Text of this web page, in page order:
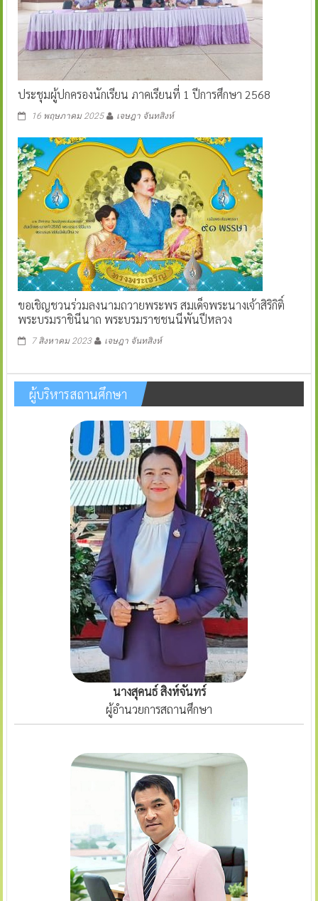
ประชุมผู้ปกครองนักเรียน ภาคเรียนที่ 1 ปีการศึกษา 2568
16 พฤษภาคม 2025 เจษฎา จันทสิงห์
ขอเชิญชวนร่วมลงนามถวายพระพร สมเด็จพระนางเจ้าสิริกิติ์
พระบรมราชินีนาถ พระบรมราชชนนีพันปีหลวง
7 สิงหาคม 2023 เจษฎา จันทสิงห์
ผู้บริหารสถานศึกษา
นางสุคนธ์ สิงห์จันทร์
ผู้อำนวยการสถานศึกษา